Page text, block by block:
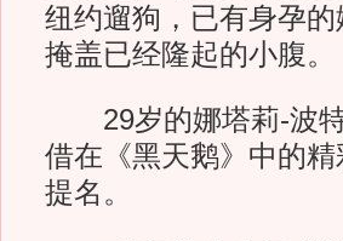
纽约遛狗，已有身孕
掩盖已经隆起的小腹。
29岁的娜塔莉-波特
借在《黑天鹅》中的
提名。